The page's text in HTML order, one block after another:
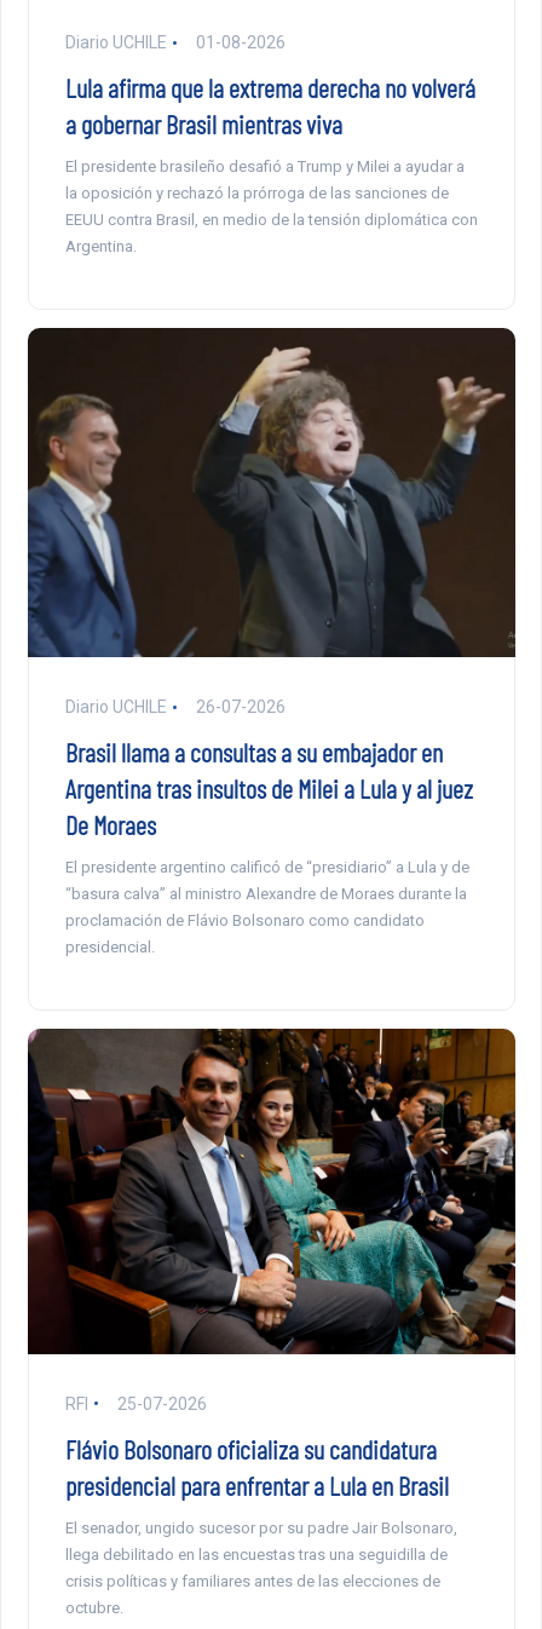
Diario UCHILE 01-08-2026
Lula afirma que la extrema derecha no volverá
a gobernar Brasil mientras viva
El presidente brasileño desafió a Trump y Milei a ayudar a
la oposición y rechazó la prórroga de las sanciones de
EEUU contra Brasil, en medio de la tensión diplomática con
Argentina.
Diario UCHILE 26-07-2026
Brasil llama a consultas a su embajador en
Argentina tras insultos de Milei a Lula y al juez
De Moraes
El presidente argentino calificó de “presidiario” a Lula y de
“basura calva” al ministro Alexandre de Moraes durante la
proclamación de Flávio Bolsonaro como candidato
presidencial.
RFI 25-07-2026
Flávio Bolsonaro oficializa su candidatura
presidencial para enfrentar a Lula en Brasil
El senador, ungido sucesor por su padre Jair Bolsonaro,
llega debilitado en las encuestas tras una seguidilla de
crisis políticas y familiares antes de las elecciones de
octubre.